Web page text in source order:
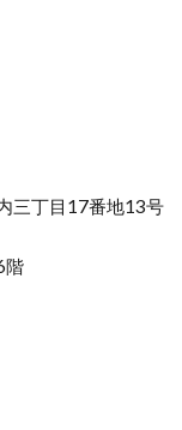
三丁目17番地13号
階